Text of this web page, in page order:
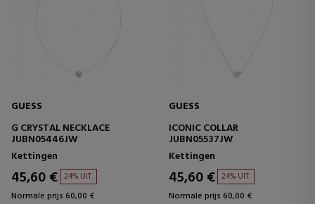
GUESS
G CRYSTAL NECKLACE
JUBN05446JW
Kettingen
45,60 € 24% UIT.
Normale prijs 60,00 €
GUESS
ICONIC COLLAR
JUBN05537JW
Kettingen
45,60 € 24% UIT.
Normale prijs 60,00 €